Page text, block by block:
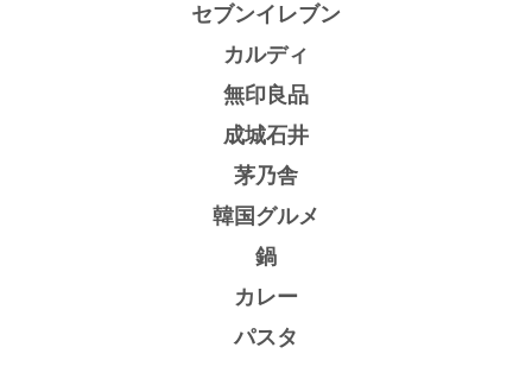
セブンイレブン
カルディ
無印良品
成城石井
茅乃舎
韓国グルメ
鍋
カレー
パスタ